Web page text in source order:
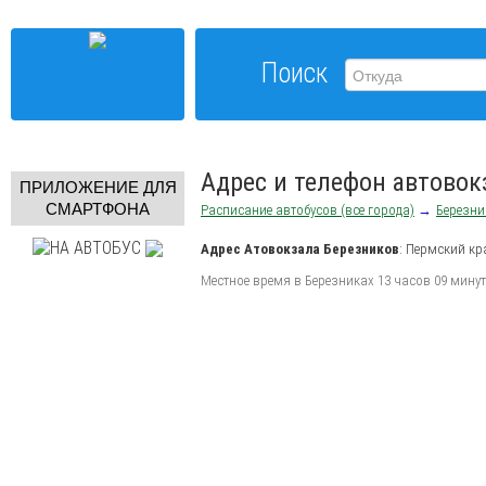
Поиск
ПРИЛОЖЕНИЕ ДЛЯ
СМАРТФОНА
Адрес и телефон
Расписание автобусов (все города) →
Адрес Атовокзала Березников: Пермский
Местное время в Березниках 13 часов 09